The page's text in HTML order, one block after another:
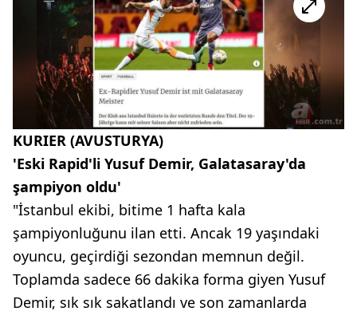
KURIER (AVUSTURYA)
'Eski Rapid'li Yusuf Demir, Galatasaray'da
şampiyon oldu'
"İstanbul ekibi, bitime 1 hafta kala
şampiyonluğunu ilan etti. Ancak 19 yaşındaki
oyuncu, geçirdiği sezondan memnun değil.
Toplamda sadece 66 dakika forma giyen Yusuf
Demir, sık sık sakatlandı ve son zamanlarda